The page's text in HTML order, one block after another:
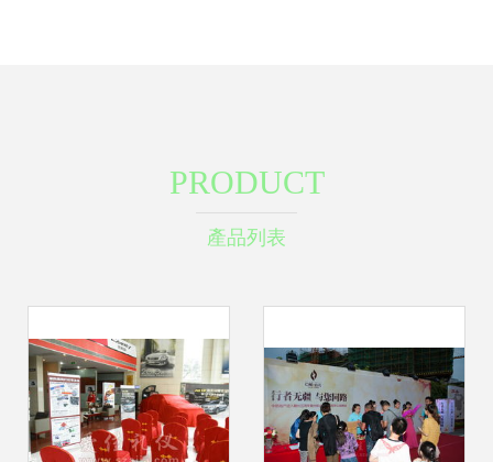
PRODUCT
產品列表